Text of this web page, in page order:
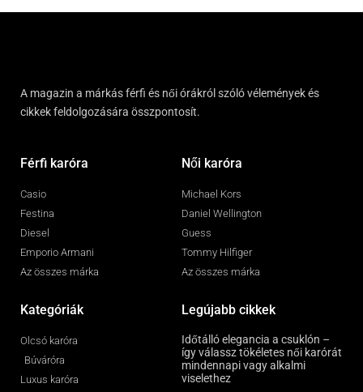
A magazin a márkás férfi és női órákról szóló vélemények és
cikkek feldolgozására összpontosít.
Férfi karóra
Casio
Festina
Diesel
Emporio Armani
Az összes márka
Női karóra
Michael Kors
Daniel Wellington
Guess
Tommy Hilfiger
Az összes márka
Kategóriák
Olcsó karóra
Búváróra
Luxus karóra
Legújabb cikkek
Időtálló elegancia a csuklón –
így válassz tökéletes női karórát
mindennapi vagy alkalmi
viselethez